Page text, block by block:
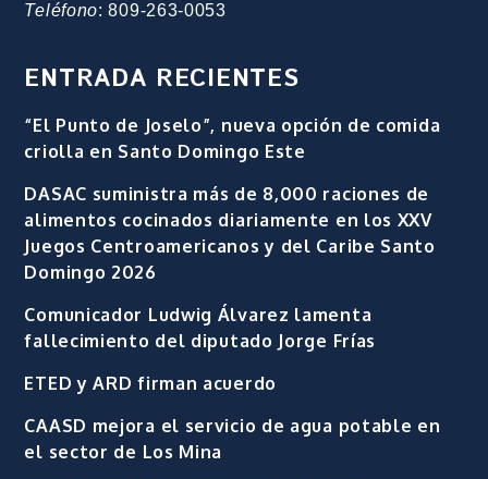
Teléfono: 809-263-0053
ENTRADA RECIENTES
“El Punto de Joselo”, nueva opción de comida
criolla en Santo Domingo Este
DASAC suministra más de 8,000 raciones de
alimentos cocinados diariamente en los XXV
Juegos Centroamericanos y del Caribe Santo
Domingo 2026
Comunicador Ludwig Álvarez lamenta
fallecimiento del diputado Jorge Frías
ETED y ARD firman acuerdo
CAASD mejora el servicio de agua potable en
el sector de Los Mina